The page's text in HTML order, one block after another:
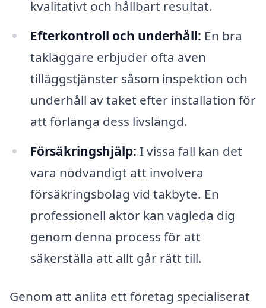
kvalitativt och hållbart resultat.
Efterkontroll och underhåll: En bra
takläggare erbjuder ofta även
tilläggstjänster såsom inspektion och
underhåll av taket efter installation för
att förlänga dess livslängd.
Försäkringshjälp: I vissa fall kan det
vara nödvändigt att involvera
försäkringsbolag vid takbyte. En
professionell aktör kan vägleda dig
genom denna process för att
säkerställa att allt går rätt till.
Genom att anlita ett företag specialiserat